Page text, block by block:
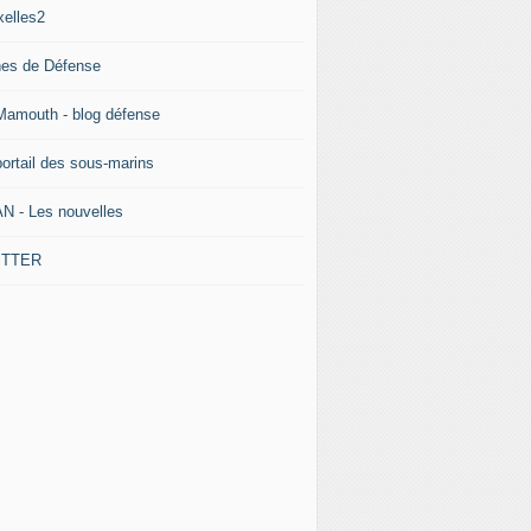
de Défense
- blog défense
des sous-marins
- Les nouvelles